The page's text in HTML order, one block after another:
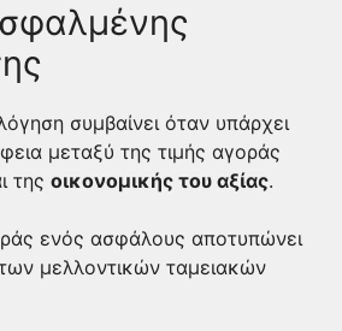
συμβαίνει όταν υπάρχει
μεταξύ της τιμής αγοράς
της οικονομικής του αξίας.
ενός ασφάλους αποτυπώνει
μελλοντικών ταμειακών